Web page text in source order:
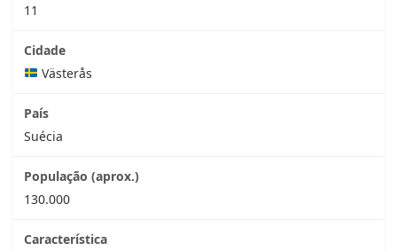
11
Västerås
Suécia
130.000